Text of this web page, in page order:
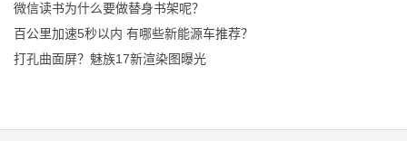
微信读书为什么要做替身书架呢？
百公里加速5秒以内 有哪些新能源车推荐？
打孔曲面屏？魅族17新渲染图曝光